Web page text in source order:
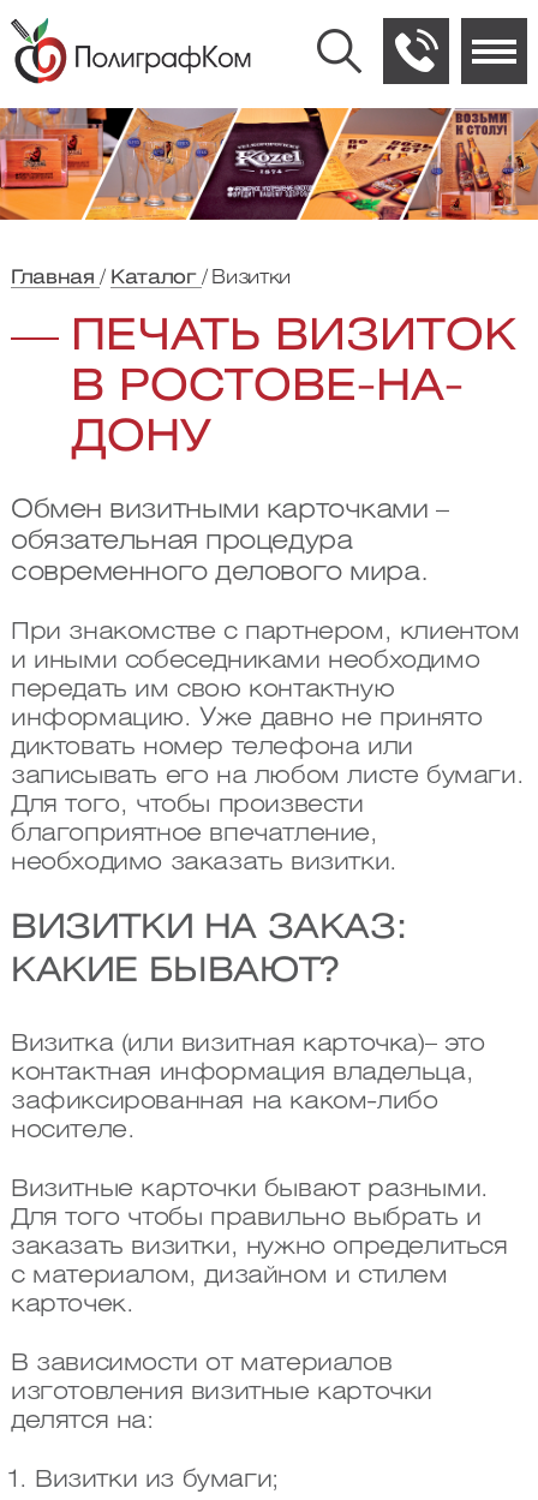
Главная Каталог Визитки
ПЕЧАТЬ ВИЗИТОК
В РОСТОВЕ-НА-
ДОНУ
Обмен визитными карточками –
обязательная процедура
современного делового мира.
При знакомстве с партнером, клиентом
и иными собеседниками необходимо
передать им свою контактную
информацию. Уже давно не принято
диктовать номер телефона или
записывать его на любом листе бумаги.
Для того, чтобы произвести
благоприятное впечатление,
необходимо заказать визитки.
ВИЗИТКИ НА ЗАКАЗ:
КАКИЕ БЫВАЮТ?
Визитка (или визитная карточка)– это
контактная информация владельца,
зафиксированная на каком-либо
носителе.
Визитные карточки бывают разными.
Для того чтобы правильно выбрать и
заказать визитки, нужно определиться
с материалом, дизайном и стилем
карточек.
В зависимости от материалов
изготовления визитные карточки
делятся на:
Визитки из бумаги;